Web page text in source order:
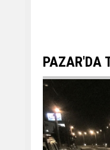
PAZAR'DA